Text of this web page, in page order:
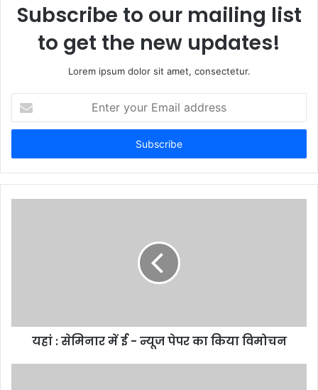
Subscribe to our mailing list
to get the new updates!
Lorem ipsum dolor sit amet, consectetur.
your
Email
यहां : सेमिनार में ई - न्यूज पेपर का किया विमोचन